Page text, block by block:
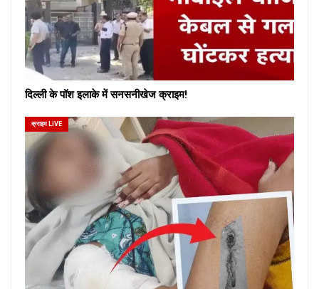
दिल्ली के पॉश इलाके में सनसनीखेज क्राइम!
क्राइम LIVE